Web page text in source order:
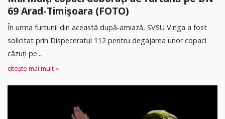
69 Arad-Timișoara (FOTO)
În urma furtunii din această după-amiază, SVSU Vinga a fost
solicitat prin Dispeceratul 112 pentru degajarea unor copaci
căzuți pe...
citește mai mult »